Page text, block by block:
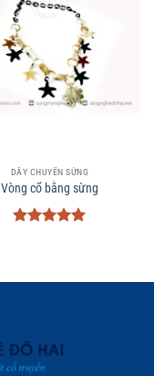
DÂY CHUYỀN SỪNG
Vòng cổ bằng sừng